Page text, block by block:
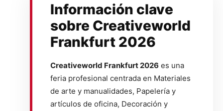
Información clave
sobre Creativeworld
Frankfurt 2026
Creativeworld Frankfurt 2026 es una
feria profesional centrada en Materiales
de arte y manualidades, Papelería y
artículos de oficina, Decoración y